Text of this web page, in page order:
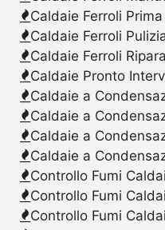
Caldaie Ferroli
Caldaie Ferroli
Caldaie Ferroli
Caldaie Pronto
Caldaie a
Caldaie a
Caldaie a
Caldaie a
Controllo Fumi
Controllo Fumi
Controllo Fumi